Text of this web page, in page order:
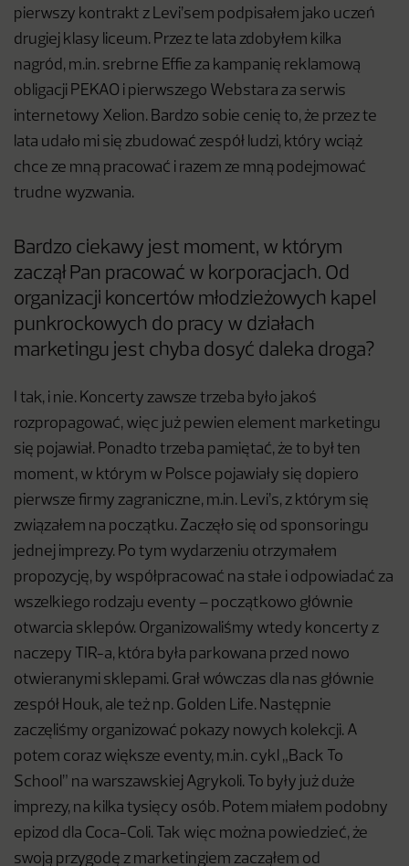
pierwszy kontrakt z Levi’sem podpisałem jako uczeń
drugiej klasy liceum. Przez te lata zdobyłem kilka
nagród, m.in. srebrne Effie za kampanię reklamową
obligacji PEKAO i pierwszego Webstara za serwis
internetowy Xelion. Bardzo sobie cenię to, że przez te
lata udało mi się zbudować zespół ludzi, który wciąż
chce ze mną pracować i razem ze mną podejmować
trudne wyzwania.
Bardzo ciekawy jest moment, w którym
zaczął Pan pracować w korporacjach. Od
organizacji koncertów młodzieżowych kapel
punkrockowych do pracy w działach
marketingu jest chyba dosyć daleka droga?
I tak, i nie. Koncerty zawsze trzeba było jakoś
rozpropagować, więc już pewien element marketingu
się pojawiał. Ponadto trzeba pamiętać, że to był ten
moment, w którym w Polsce pojawiały się dopiero
pierwsze firmy zagraniczne, m.in. Levi’s, z którym się
związałem na początku. Zaczęło się od sponsoringu
jednej imprezy. Po tym wydarzeniu otrzymałem
propozycję, by współpracować na stałe i odpowiadać za
wszelkiego rodzaju eventy – początkowo głównie
otwarcia sklepów. Organizowaliśmy wtedy koncerty z
naczepy TIR-a, która była parkowana przed nowo
otwieranymi sklepami. Grał wówczas dla nas głównie
zespół Houk, ale też np. Golden Life. Następnie
zaczęliśmy organizować pokazy nowych kolekcji. A
potem coraz większe eventy, m.in. cykl „Back To
School” na warszawskiej Agrykoli. To były już duże
imprezy, na kilka tysięcy osób. Potem miałem podobny
epizod dla Coca-Coli. Tak więc można powiedzieć, że
swoją przygodę z marketingiem zacząłem od